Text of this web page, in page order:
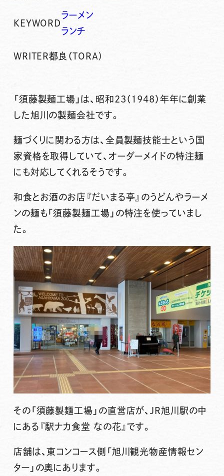
KEYWORD
ラーメン
ランチ
WRITER都良（TORA)
「須藤製麺工場」は、昭和23（1948）年年に創業
した旭川の製麺会社です。
麺づくりに関わる方は、全員製麺技能士という国
家資格を取得していて、オーダーメイドの特注麺
にも対応してくれるそうです。
和食とお酒のお店『だいまる亭』のうどんやラーメ
ンの麺も「須藤製麺工場」の特注を使っていまし
た。
その「須藤製麺工場」の直営店が、JR旭川駅の中
にある 『駅ナカ食堂 なの花』です。
店舗は、東コンコース側「旭川観光物産情報セン
ター」の奥にあります。